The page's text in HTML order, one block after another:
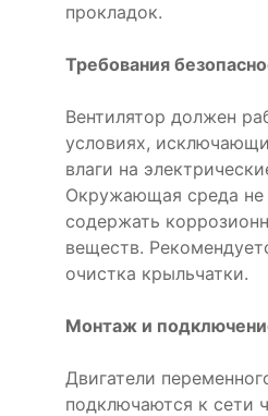
прокладок.
Требования
Вентилятор должен
условиях,
влаги на
Окружающая среда не
содержать
веществ.
очистка крыльчатки.
Монтаж и
Двигатели
подключаются к сети